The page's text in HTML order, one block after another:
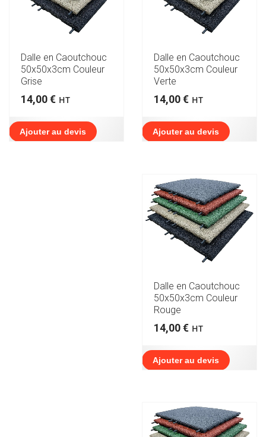
Dalle en Caoutchouc
50x50x3cm Couleur
Grise
14,00€ HT
Ajouter au devis
Dalle en Caoutchouc
50x50x3cm Couleur
Verte
14,00€ HT
Ajouter au devis
Dalle en Caoutchouc
50x50x3cm Couleur
Rouge
14,00€ HT
Ajouter au devis